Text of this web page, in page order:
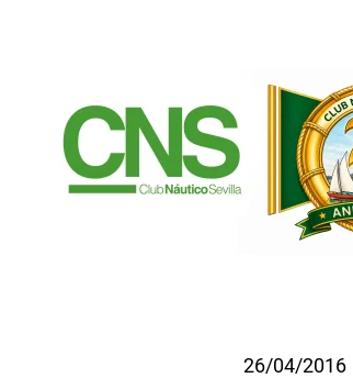
26/04/2016